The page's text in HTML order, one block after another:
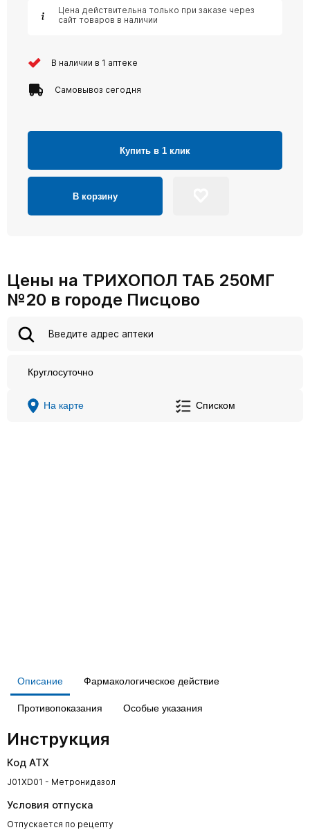
Цена действительна только при заказе через
сайт товаров в наличии
В наличии в 1 аптеке
Самовывоз сегодня
Купить в 1 клик
В корзину
Цены на ТРИХОПОЛ ТАБ 250МГ
№20 в городе Писцово
Круглосуточно
На карте Списком
Описание Фармакологическое действие
Противопоказания Особые указания
Инструкция
Код АТХ
J01XD01 - Метронидазол
Условия отпуска
Отпускается по рецепту